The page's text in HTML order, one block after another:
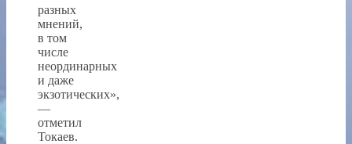
разных
мнений,
в том
числе
неординарных
и даже
экзотических»,
—
отметил
Токаев.